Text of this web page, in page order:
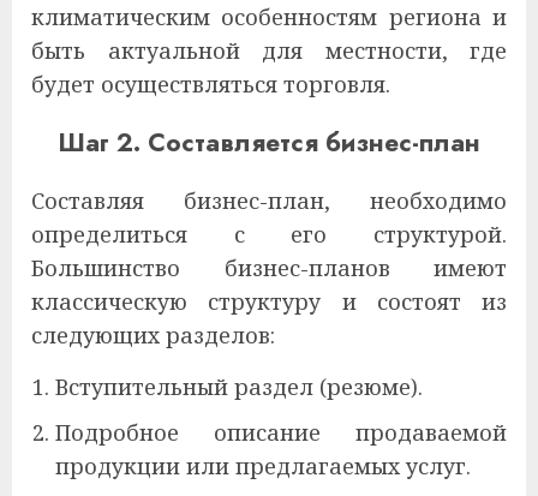
климатическим особенностям региона и
быть актуальной для местности, где
будет осуществляться торговля.
Шаг 2. Составляется бизнес-план
Составляя бизнес-план, необходимо
определиться с его структурой.
Большинство бизнес-планов имеют
классическую структуру и состоят из
следующих разделов:
Вступительный раздел (резюме).
Подробное описание продаваемой
продукции или предлагаемых услуг.